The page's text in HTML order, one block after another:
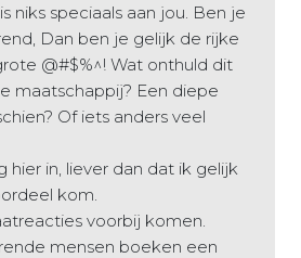
niks speciaals aan jou. Ben je
Dan ben je gelijk de rijke
@#$%^! Wat onthuld dit
maatschappij? Een diepe
Of iets anders veel
hier in, liever dan dat ik gelijk
kom.
voorbij komen.
mensen boeken een